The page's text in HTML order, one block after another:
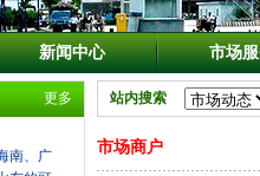
新闻中心 市场
更多
南、广
站内搜索
市场商户